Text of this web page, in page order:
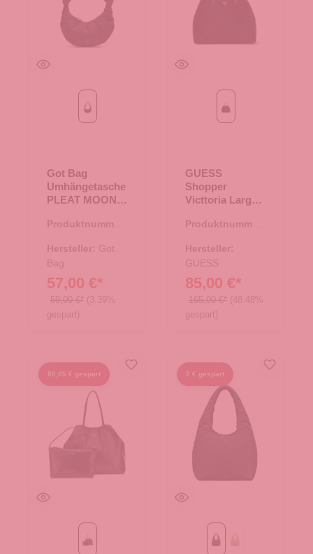
Black
Got Bag
Umhängetasche
PLEAT MOON
Black
Produktnummer:
Hersteller: Got
Bag
57,00 €*
59,00 €* (3.39%
gespart)
Black
GUESS
Shopper
Victtoria Large
Produktnummer:
Hersteller:
GUESS
85,00 €*
165,00 €* (48.48%
gespart)
80,05 € gespart
Black
2 € gespart
monochrome black